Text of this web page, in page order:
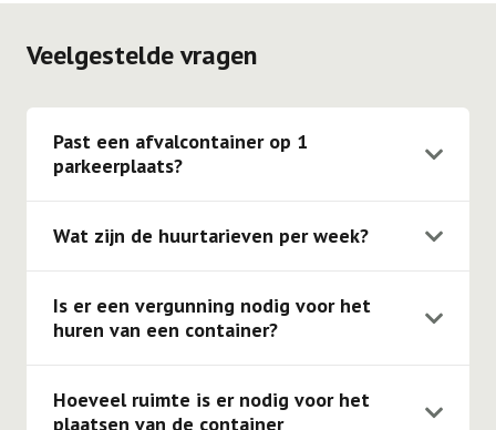
Veelgestelde vragen
Past een afvalcontainer op 1
parkeerplaats?
containers passen op 1 parkeerplaats. De 15 m3, 20
Wat zijn de huurtarieven per week?
van € 35,00 per week. Voor de 20ft opslagcontainer is
dit € 45,00 per week.
Is er een vergunning nodig voor het
huren van een container?
gevallen geen vergunning nodig. Van de 1000 klanten
hebben er 999 geen vergunning. Mocht je hierover
Hoeveel ruimte is er nodig voor het
plaatsen van de container